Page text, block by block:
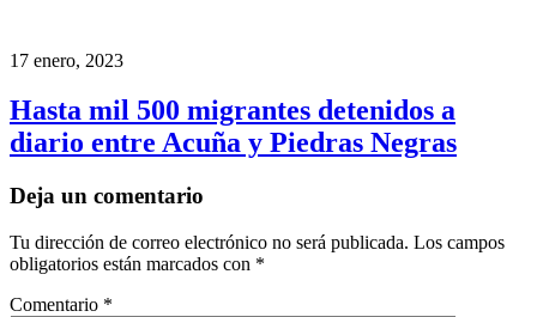
17 enero, 2023
Hasta mil 500 migrantes detenidos a
diario entre Acuña y Piedras Negras
Deja un comentario
Tu dirección de correo electrónico no será publicada. Los campos
obligatorios están marcados con *
Comentario *